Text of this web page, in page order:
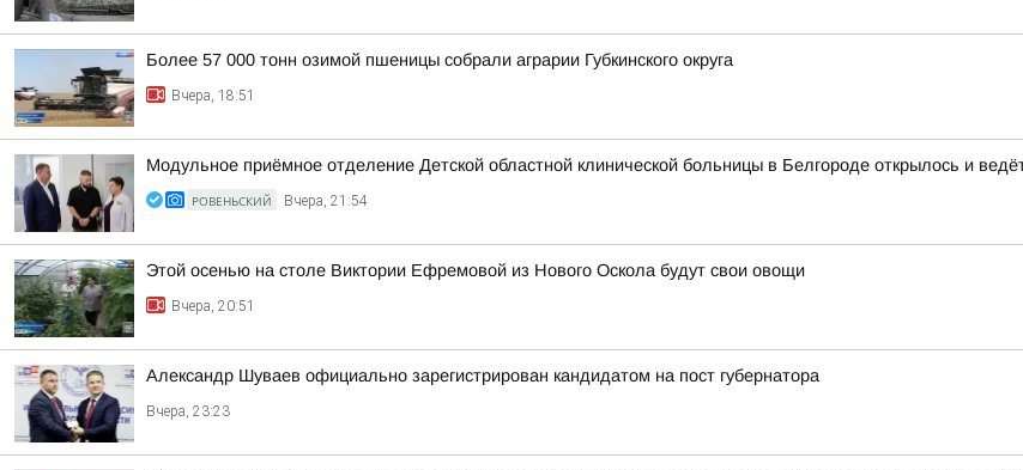
Более 57 000 тонн озимой пшеницы собрали аграрии Губкинского округа
Вчера, 18:51
Модульное приёмное отделение Детской областной клинической больницы в Белгороде открылось и
РОВЕНЬСКИЙ Вчера, 21:54
Этой осенью на столе Виктории Ефремовой из Нового Оскола будут свои овощи
Вчера, 20:51
Александр Шуваев официально зарегистрирован кандидатом на пост губернатора
Вчера, 23:23